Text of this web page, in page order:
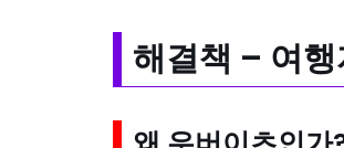
해결책 – 여